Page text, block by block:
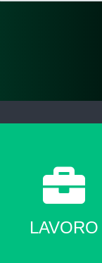
LAVORO
sarai messo in